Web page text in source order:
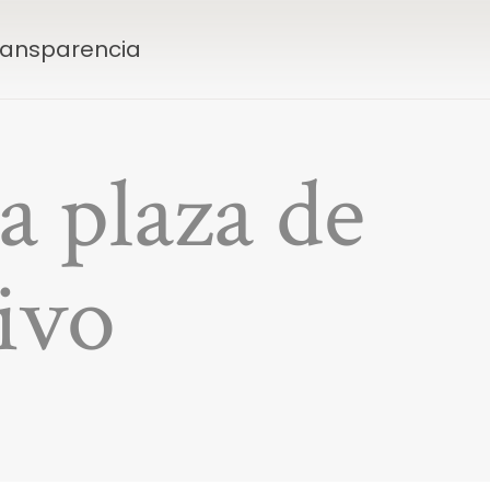
plaza de